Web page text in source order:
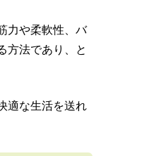
力や柔軟性、バ
方法であり、と
適な生活を送れ